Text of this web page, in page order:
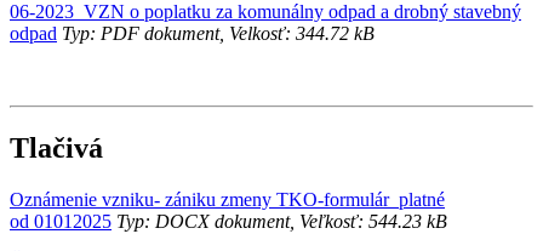
06-2023_VZN o poplatku za komunálny odpad a drobný stavebný
odpad Typ: PDF dokument, Velkosť: 344.72 kB
Tlačivá
Oznámenie vzniku- zániku zmeny TKO-formulár_platné
od 01012025 Typ: DOCX dokument, Veľkosť: 544.23 kB